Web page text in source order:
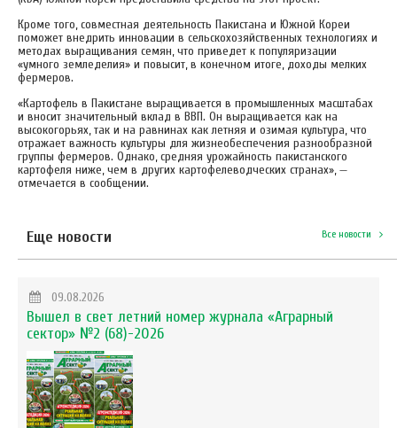
Кроме того, совместная деятельность Пакистана и Южной Кореи
поможет внедрить инновации в сельскохозяйственных технологиях и
методах выращивания семян, что приведет к популяризации
«умного земледелия» и повысит, в конечном итоге, доходы мелких
фермеров.
«Картофель в Пакистане выращивается в промышленных масштабах
и вносит значительный вклад в ВВП. Он выращивается как на
высокогорьях, так и на равнинах как летняя и озимая культура, что
отражает важность культуры для жизнеобеспечения разнообразной
группы фермеров. Однако, средняя урожайность пакистанского
картофеля ниже, чем в других картофелеводческих странах», —
отмечается в сообщении.
Еще новости Все новости
09.08.2026
Вышел в свет летний номер журнала «Аграрный
сектор» №2 (68)-2026